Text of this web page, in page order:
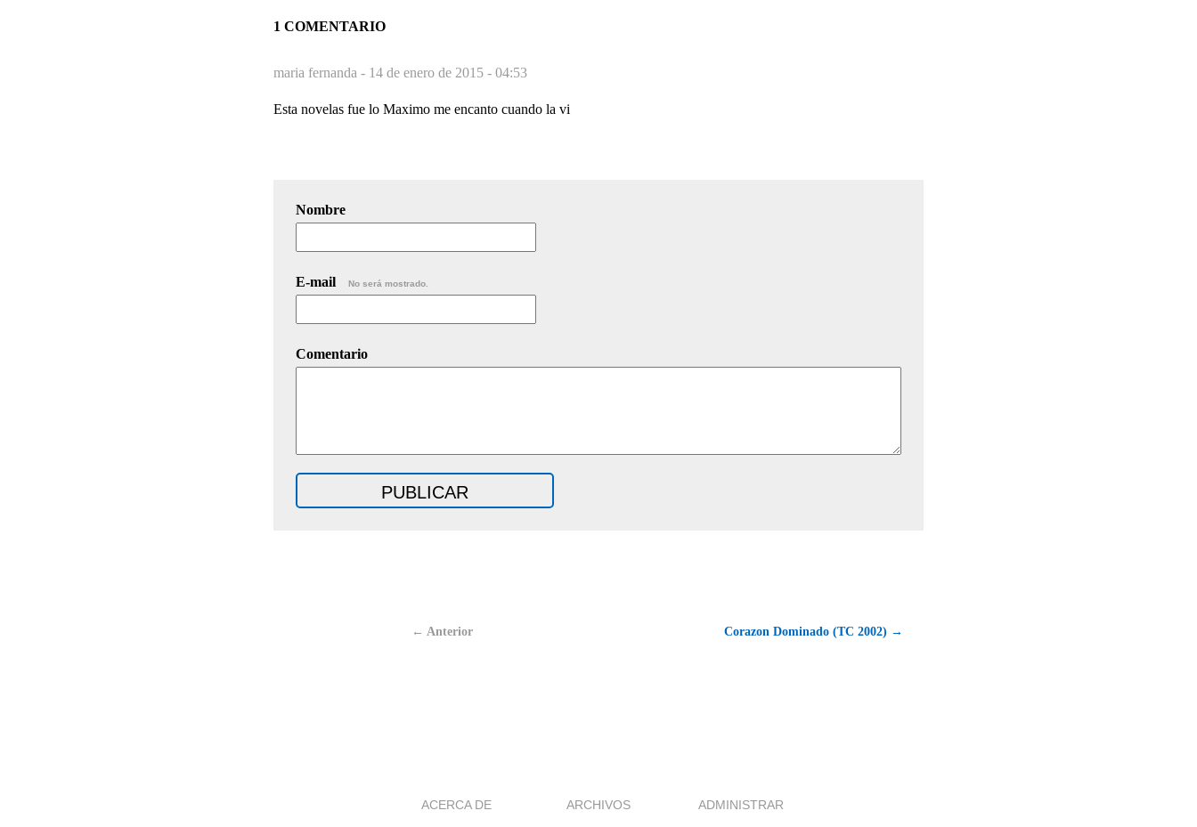
1 COMENTARIO
maria fernanda - 14 de enero de 2015 - 04:53
Esta novelas fue lo Maximo me encanto cuando la vi
Nombre
E-mail No será mostrado.
Comentario
← Anterior Corazon Dominado (TC 2002) →
ACERCA DE ARCHIVOS ADMINISTRAR